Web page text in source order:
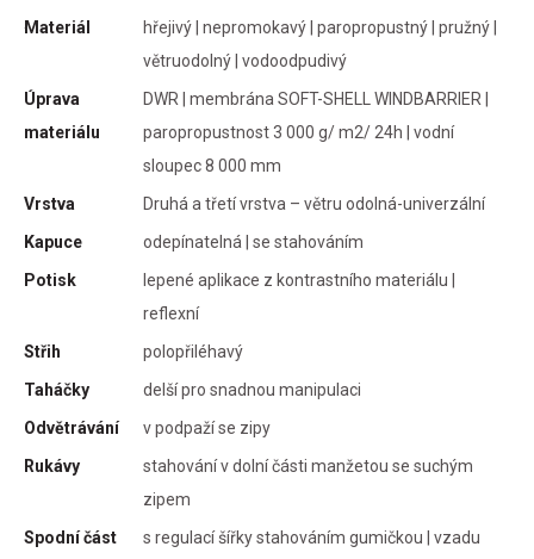
Materiál
hřejivý | nepromokavý | paropropustný | pružný |
větruodolný | vodoodpudivý
Úprava
materiálu
DWR | membrána SOFT-SHELL WINDBARRIER |
paropropustnost 3 000 g/ m2/ 24h | vodní
sloupec 8 000 mm
Vrstva
Druhá a třetí vrstva – větru odolná-univerzální
Kapuce
odepínatelná | se stahováním
Potisk
lepené aplikace z kontrastního materiálu |
reflexní
Střih
polopřiléhavý
Taháčky
delší pro snadnou manipulaci
Odvětrávání
v podpaží se zipy
Rukávy
stahování v dolní části manžetou se suchým
zipem
Spodní část
s regulací šířky stahováním gumičkou | vzadu